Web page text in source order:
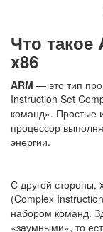
Что такое
x86
ARM — это тип
Instruction Set
команд». Простые
процессор
энергии.
С другой стороны,
(Complex
набором команд.
«заумными», то